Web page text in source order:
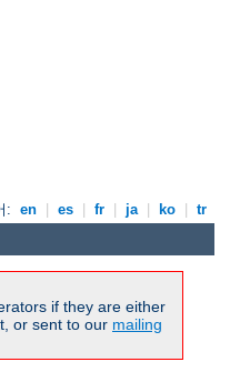
: en es fr ja ko tr
if they are either
or sent to our mailing